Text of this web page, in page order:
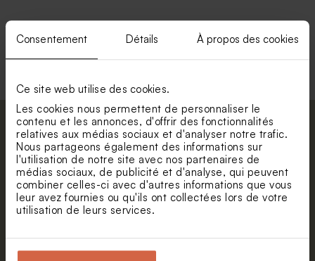
Consentement Détails À propos des cookies
Ce site web utilise des cookies.
Les cookies nous permettent de personnaliser le
contenu et les annonces, d'offrir des fonctionnalités
relatives aux médias sociaux et d'analyser notre trafic.
Nous partageons également des informations sur
l'utilisation de notre site avec nos partenaires de
médias sociaux, de publicité et d'analyse, qui peuvent
combiner celles-ci avec d'autres informations que vous
leur avez fournies ou qu'ils ont collectées lors de votre
utilisation de leurs services.
Voir toute la collection Enveloppe
Abonnez-vous à la newsletter et restez
informé. Petite surprise : bénéficiez de 5%
de réduction.
Prénom